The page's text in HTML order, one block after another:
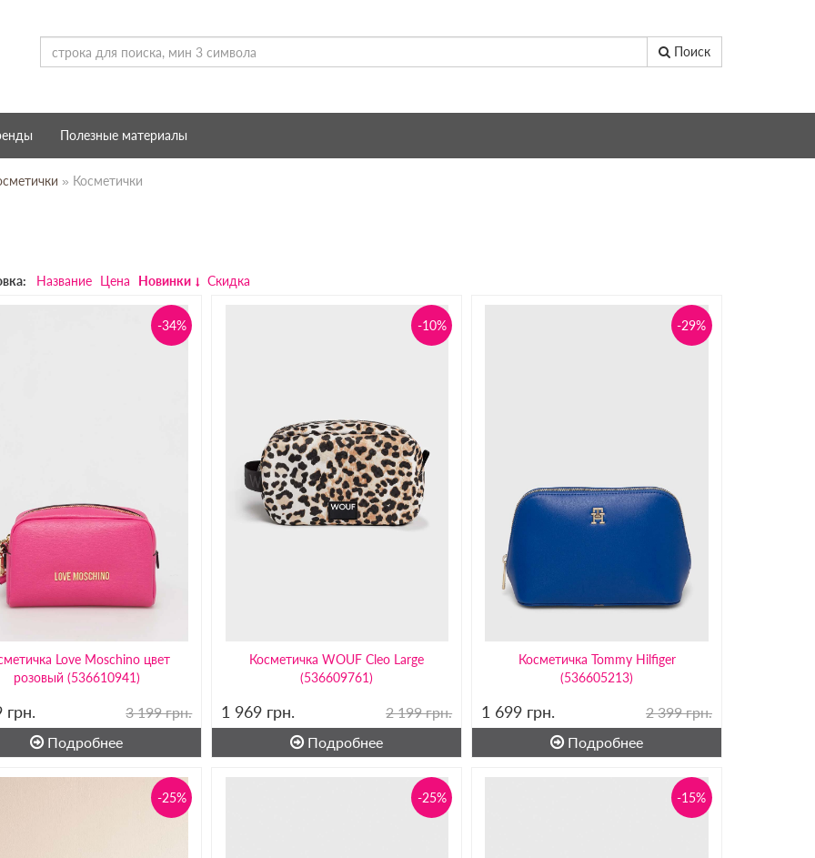
Поиск
Полезные материалы
» Косметички
Название Цена Новинки Скидка
Love Moschino цвет
розовый (536610941)
-34%
грн.
3 199 грн.
Подробнее
Косметичка WOUF Cleo Large
(536609761)
-10%
1 969 грн.
2 199 грн.
Подробнее
Косметичка Tommy Hilfiger
(536605213)
-29%
1 699 грн.
2 399 грн.
Подробнее
-25% -25% -15%